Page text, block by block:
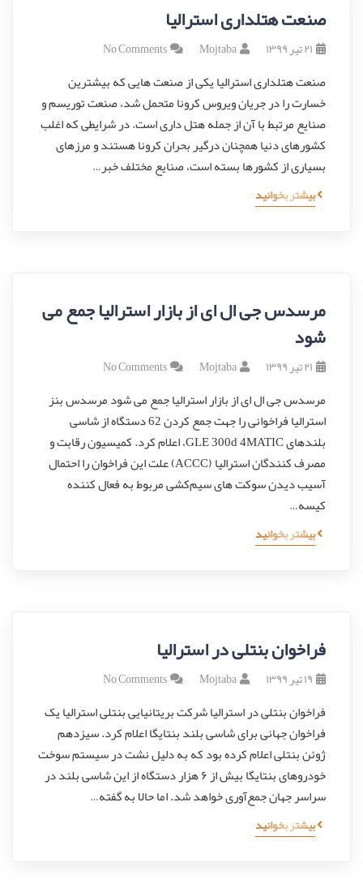
صنعت هتلداری استرالیا
۲۱ تیر ۱۳۹۹ Mojtaba
No Comments
صنعت هتلداری استرالیا یکی از صنعت هایی که بیشترین
خسارت را در جریان ویروس کرونا متحمل شد، صنعت توریسم و
صنایع مرتبط با آن از جمله هتل داری است. در شرایطی که اغلب
کشورهای دنیا همچنان درگیر بحران کرونا هستند و مرزهای
بسیاری از کشورها بسته است، صنایع مختلف خبر…
بیشتر بخوانید
مرسدس جی ال ای از بازار استرالیا جمع می
شود
۲۱ تیر ۱۳۹۹ Mojtaba
No Comments
مرسدس جی ال ای از بازار استرالیا جمع می شود مرسدس بنز
استرالیا فراخوانی را جهت جمع کردن 62 دستگاه از شاسی
بلندهای GLE 300d 4MATIC، اعلام کرد. کمیسیون رقابت و
مصرف کنندگان استرالیا (ACCC) علت این فراخوان را احتمال
آسیب دیدن سوکت های سیم‌کشی مربوط به فعال کننده
کیسه…
بیشتر بخوانید
فراخوان بنتلی در استرالیا
۱۹ تیر ۱۳۹۹ Mojtaba
No Comments
فراخوان بنتلی در استرالیا شرکت بریتانیایی بنتلی استرالیا یک
فراخوان جهانی برای شاسی بلند بنتایگا اعلام کرد. سیزدهم
ژوئن بنتلی اعلام کرده بود که به دلیل نشت در سیستم سوخت
خودروهای بنتایگا بیش از ۶ هزار دستگاه از این شاسی بلند در
سراسر جهان جمع‌آوری خواهد شد. اما حالا به گفته…
بیشتر بخوانید